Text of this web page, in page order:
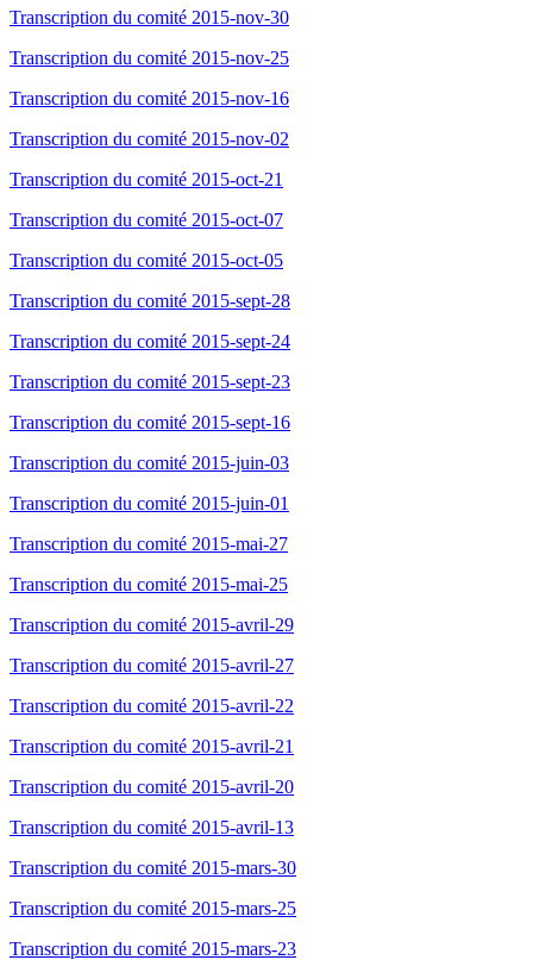
Transcription du comité 2015-nov-30
Transcription du comité 2015-nov-25
Transcription du comité 2015-nov-16
Transcription du comité 2015-nov-02
Transcription du comité 2015-oct-21
Transcription du comité 2015-oct-07
Transcription du comité 2015-oct-05
Transcription du comité 2015-sept-28
Transcription du comité 2015-sept-24
Transcription du comité 2015-sept-23
Transcription du comité 2015-sept-16
Transcription du comité 2015-juin-03
Transcription du comité 2015-juin-01
Transcription du comité 2015-mai-27
Transcription du comité 2015-mai-25
Transcription du comité 2015-avril-29
Transcription du comité 2015-avril-27
Transcription du comité 2015-avril-22
Transcription du comité 2015-avril-21
Transcription du comité 2015-avril-20
Transcription du comité 2015-avril-13
Transcription du comité 2015-mars-30
Transcription du comité 2015-mars-25
Transcription du comité 2015-mars-23